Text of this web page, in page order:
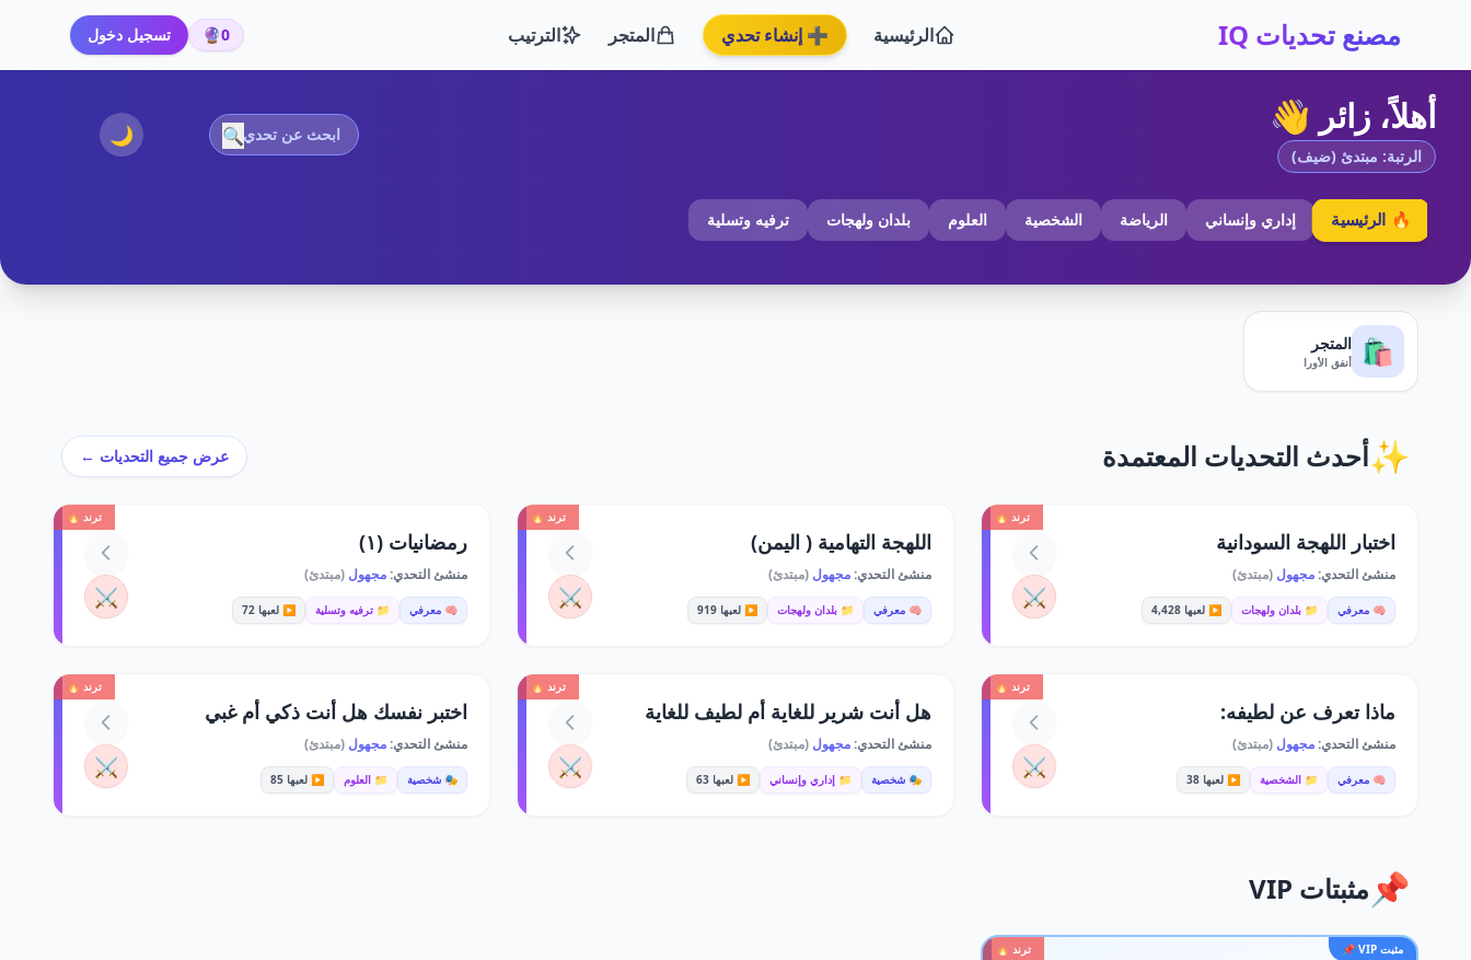
مصنع تحديات IQ الرئيسية ➕ إنشاء تحدي المتجر الترتيب 0
🔮 تسجيل دخول
أهلاً، زائر 👋
الرتبة: مبتدئ (ضيف)
🔍
🌙
🔥 الرئيسية إداري وإنساني الرياضة الشخصية العلوم بلدان ولهجات ترفيه وتسلية
🛍️ المتجر
أنفق الأورا
✨أحدث التحديات المعتمدة عرض جميع التحديات ←
ترند 🔥
اختبار اللهجة السودانية
منشئ التحدي:مجهول (مبتدئ)
🧠 معرفي 📁 بلدان ولهجات ▶️ لعبها 4,428 ⚔️
ترند 🔥
اللهجة التهامية ( اليمن)
منشئ التحدي:مجهول (مبتدئ)
🧠 معرفي 📁 بلدان ولهجات ▶️ لعبها 919 ⚔️
ترند 🔥
رمضانيات (١)
منشئ التحدي:مجهول (مبتدئ)
🧠 معرفي 📁 ترفيه وتسلية ▶️ لعبها 72 ⚔️
ترند 🔥
ماذا تعرف عن لطيفه:
منشئ التحدي:مجهول (مبتدئ)
🧠 معرفي 📁 الشخصية ▶️ لعبها 38 ⚔️
ترند 🔥
هل أنت شرير للغاية أم لطيف للغاية
منشئ التحدي:مجهول (مبتدئ)
🎭 شخصية 📁 إداري وإنساني ▶️ لعبها 63 ⚔️
ترند 🔥
اختبر نفسك هل أنت ذكي أم غبي
منشئ التحدي:مجهول (مبتدئ)
🎭 شخصية 📁 العلوم ▶️ لعبها 85 ⚔️
📌 مثبتات VIP
مثبت VIP 📌 ترند 🔥